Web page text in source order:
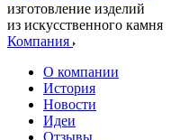
изготовление изделий
из искусственного камня
Компания
О компании
История
Новости
Идеи
Отзывы